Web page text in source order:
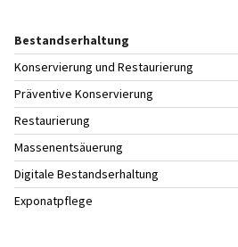
Bestandserhaltung
Konservierung und Restaurierung
Präventive Konservierung
Restaurierung
Massenentsäuerung
Digitale Bestandserhaltung
Exponatpflege